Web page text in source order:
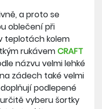
a proto se
oblečení při
teplotách kolem
rukávemCRAFT
názvu velmi lehké
zádech také velmi
podlepené
vyberu šortky